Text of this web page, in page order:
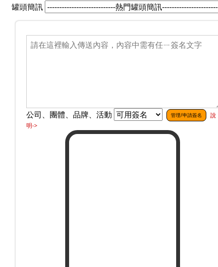
罐頭簡訊
公司、團體、品牌、活動 管理/申請簽名
說
明->